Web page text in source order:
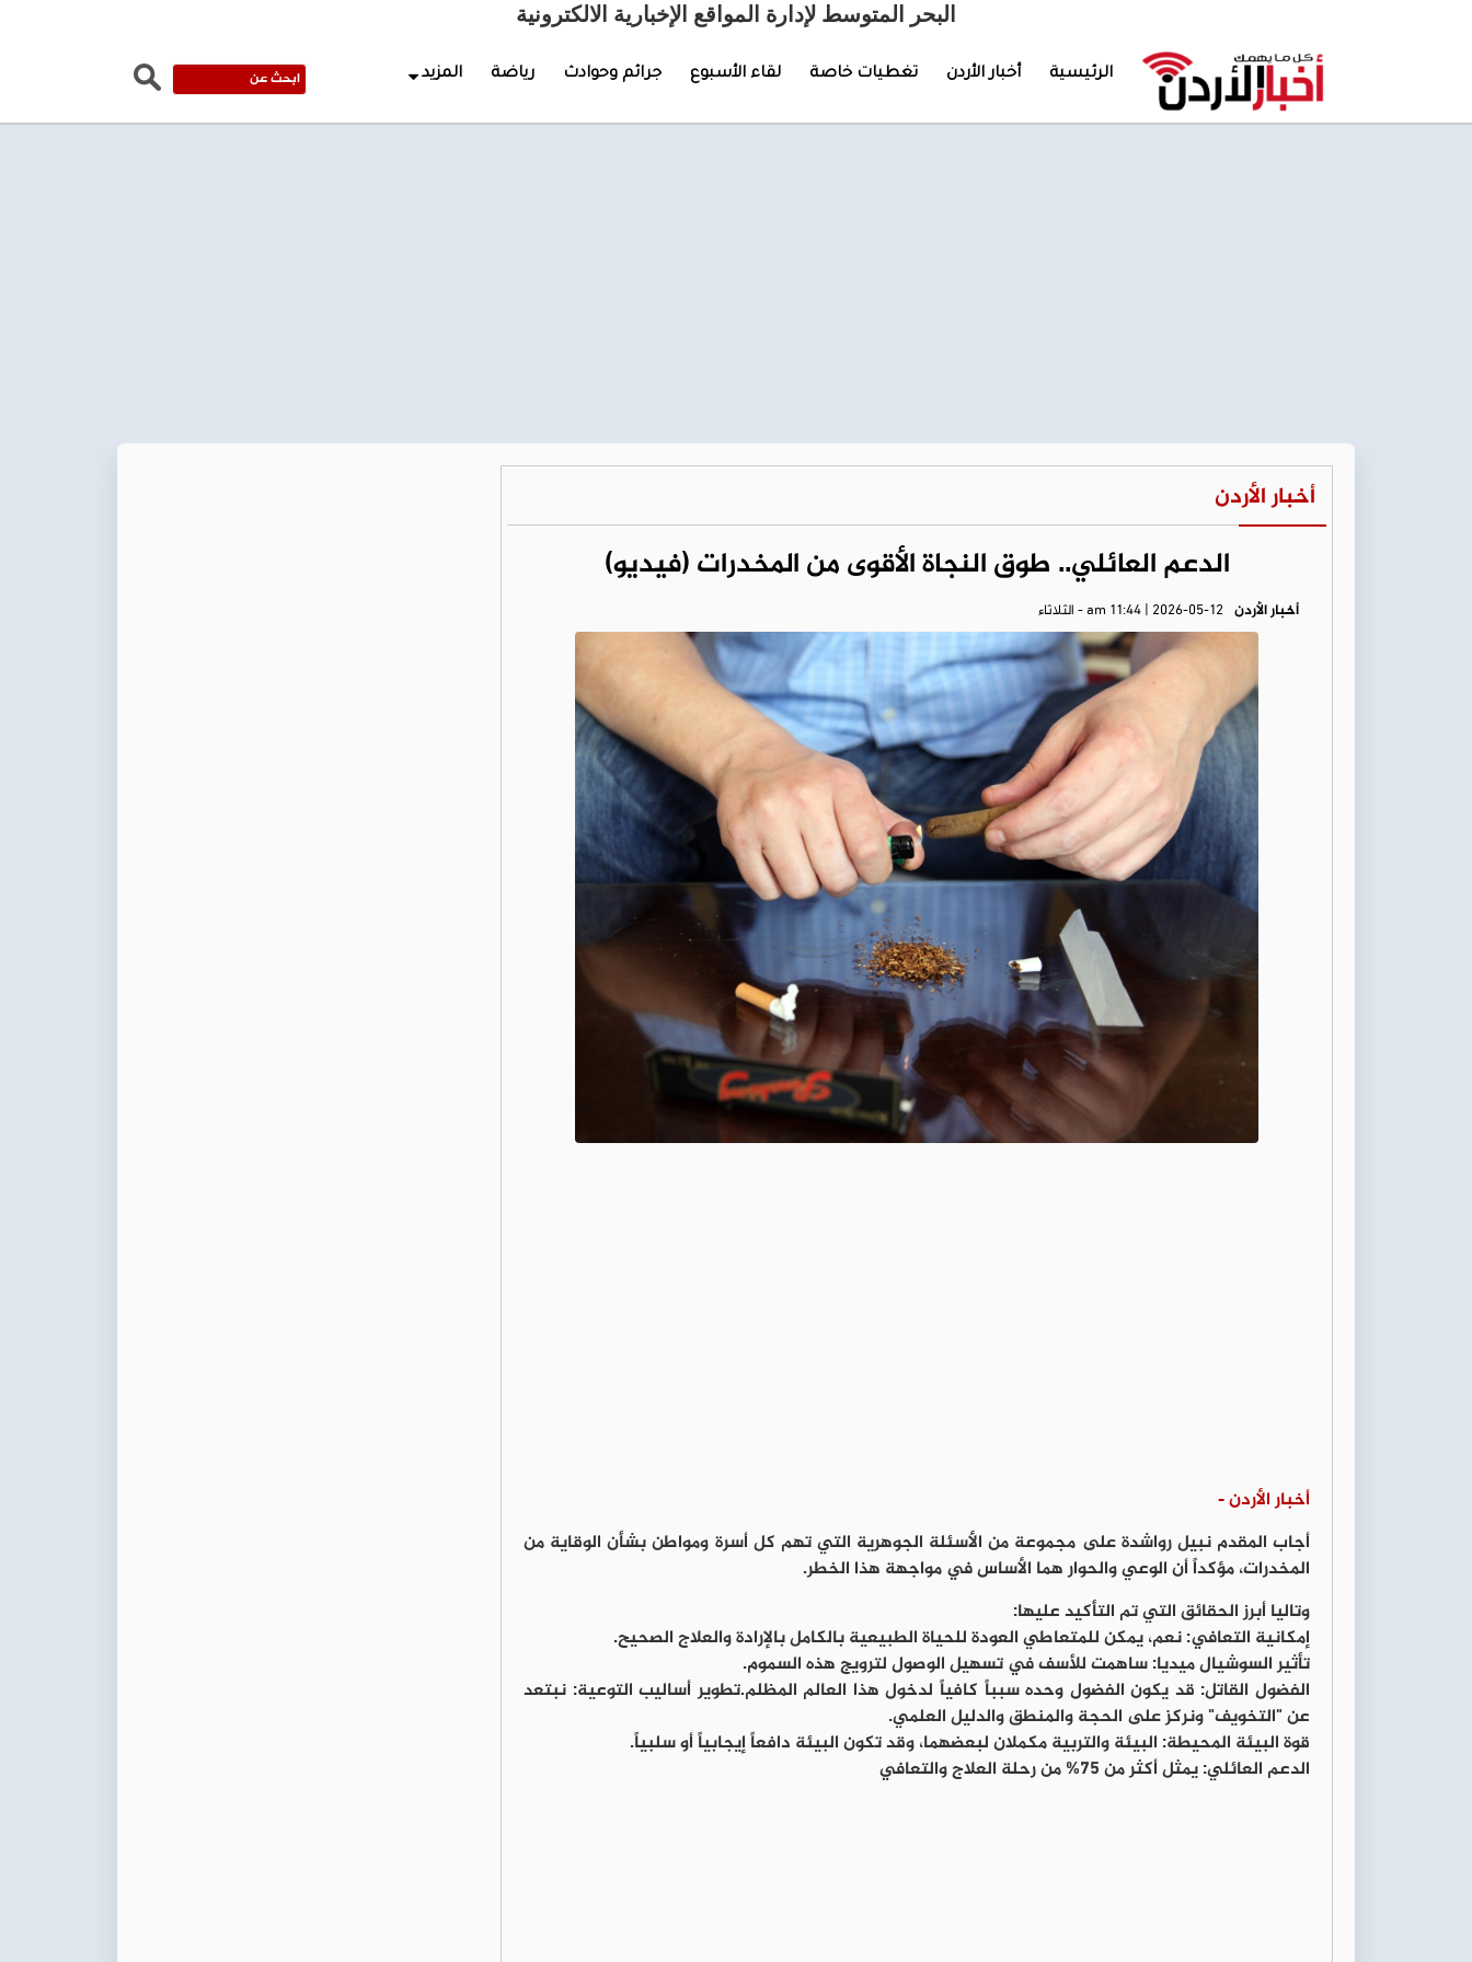
البحر المتوسط لإدارة المواقع الإخبارية الالكترونية
الرئيسية أخبار الأردن تغطيات خاصة لقاء الأسبوع جرائم وحوادث رياضة المزيد
أخبار الأردن
الدعم العائلي.. طوق النجاة الأقوى من المخدرات (فيديو)
أخبار الأردن am 11:44 | 2026-05-12 - الثلاثاء
أخبار الأردن -
أجاب المقدم نبيل رواشدة على مجموعة من الأسئلة الجوهرية التي تهم كل أسرة ومواطن بشأن الوقاية من
المخدرات، مؤكداً أن الوعي والحوار هما الأساس في مواجهة هذا الخطر.
وتاليا أبرز الحقائق التي تم التأكيد عليها:
إمكانية التعافي: نعم، يمكن للمتعاطي العودة للحياة الطبيعية بالكامل بالإرادة والعلاج الصحيح.
تأثير السوشيال ميديا: ساهمت للأسف في تسهيل الوصول لترويج هذه السموم.
الفضول القاتل: قد يكون الفضول وحده سبباً كافياً لدخول هذا العالم المظلم.تطوير أساليب التوعية: نبتعد
عن "التخويف" ونركز على الحجة والمنطق والدليل العلمي.
قوة البيئة المحيطة: البيئة والتربية مكملان لبعضهما، وقد تكون البيئة دافعاً إيجابياً أو سلبياً.
الدعم العائلي: يمثل أكثر من 75% من رحلة العلاج والتعافي